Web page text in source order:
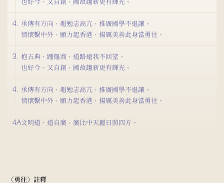
4. 承傳有方向，黽勉志高亢，推廣國學不退讓。
情懷繫中外，願力起香港，揚厲美善此身當勇往。
3. 抱五典，踵偃商，道路遠我不回望。
也好今，又自創，國故趨新更有輝光。
4. 承傳有方向，黽勉志高亢，推廣國學不退讓。
情懷繫中外，願力起香港，揚厲美善此身當勇往。
4A.文明道，道自廣，廣比中天麗日照四方。
〈勇往〉註釋